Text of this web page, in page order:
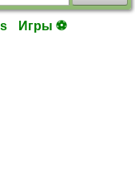
Игры ⚽